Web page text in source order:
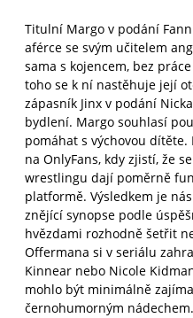
Titulní Margo v podání
aférce se svým učitelem
sama s kojencem, bez
toho se k ní nastěhuje její
zápasník Jinx v podání
bydlení. Margo souhlasí
pomáhat s výchovou
na OnlyFans, kdy zjistí, že
wrestlingu dají poměrně
platformě. Výsledkem je
znějící synopse podle
hvězdami rozhodně šetřit
Offermana si v seriálu
Kinnear nebo Nicole
mohlo být minimálně
černohumorným nádechem.